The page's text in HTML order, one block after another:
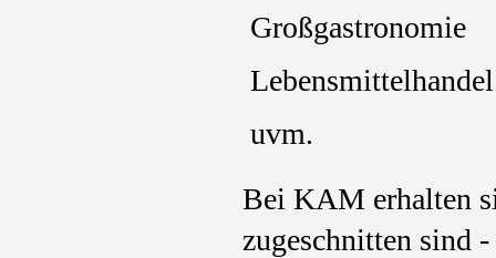
 Großgastronomie
 Lebensmittelhandel
 uvm.
Bei KAM erhalten
zugeschnitten sind -